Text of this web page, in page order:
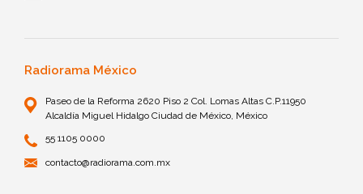
Radiorama México
Paseo de la Reforma 2620 Piso 2 Col. Lomas Altas C.P.11950
Alcaldía Miguel Hidalgo Ciudad de México, México
55 1105 0000
contacto@radiorama.com.mx